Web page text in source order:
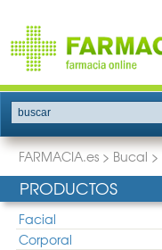
buscar
FARMACIA.es > Bucal >
PRODUCTOS
Facial
Corporal